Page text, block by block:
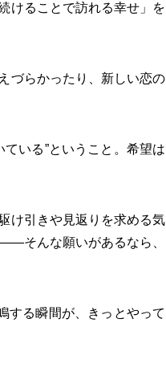
けることで訪れる幸せ」を
づらかったり、新しい恋の
いる”ということ。希望は
け引きや見返りを求める気
そんな願いがあるなら、
する瞬間が、きっとやって